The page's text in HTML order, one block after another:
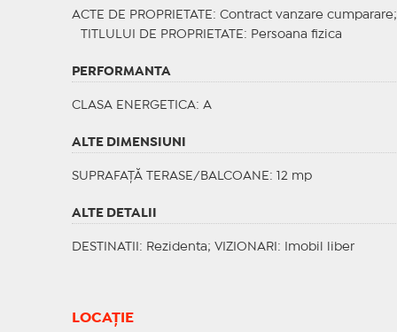
ACTE DE PROPRIETATE : Contract vanzare cumparare;
TITLULUI DE PROPRIETATE : Persoana fizica
PERFORMANTA
CLASA ENERGETICA: A
ALTE DIMENSIUNI
SUPRAFAȚĂ TERASE/BALCOANE: 12 mp
ALTE DETALII
DESTINATII : Rezidenta; VIZIONARI : Imobil liber
LOCAȚIE